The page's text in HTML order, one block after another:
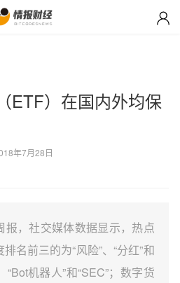
ETF）在国内外均保
年7月28日
报，社交媒体数据显示，热点
名前三的为“风险”、“分红”和
“Bot机器人”和“SEC”；数字货